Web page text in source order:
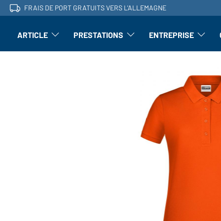
FRAIS DE PORT GRATUITS VERS L'ALLEMAGNE
ARTICLE l'article : Ouvrir le sous-menu
PRESTATIONS Perfectionnement : ouvrir le sous-
ENTREPRISE